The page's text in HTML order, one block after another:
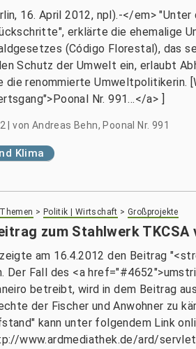
16. April 2012, npl).-</em>
erklärte die ehemalige
(Código Florestal), das
Schutz der Umwelt ein, erlaubt
die renommierte Umweltpolitikerin.
Nr. 991...</a> ]
|von Andreas Behn, Poonal Nr. 991
Klima
Themen > Politik | Wirtschaft >Großprojekte
zum Stahlwerk
am 16.4.2012 den Beitrag
Der Fall des <a
betreibt, wird in dem Beitrag
der Fischer und Anwohner zu
kann unter folgendem Link
www.ardmediathek.de/ard/